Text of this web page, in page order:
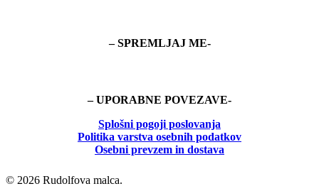
– SPREMLJAJ ME-
– UPORABNE POVEZAVE-
Splošni pogoji poslovanja
Politika varstva osebnih podatkov
Osebni prevzem in dostava
© 2026 Rudolfova malca.